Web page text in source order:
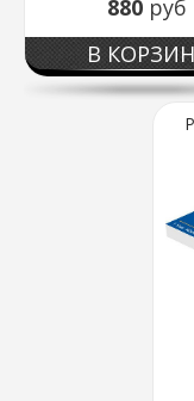
880 руб
В